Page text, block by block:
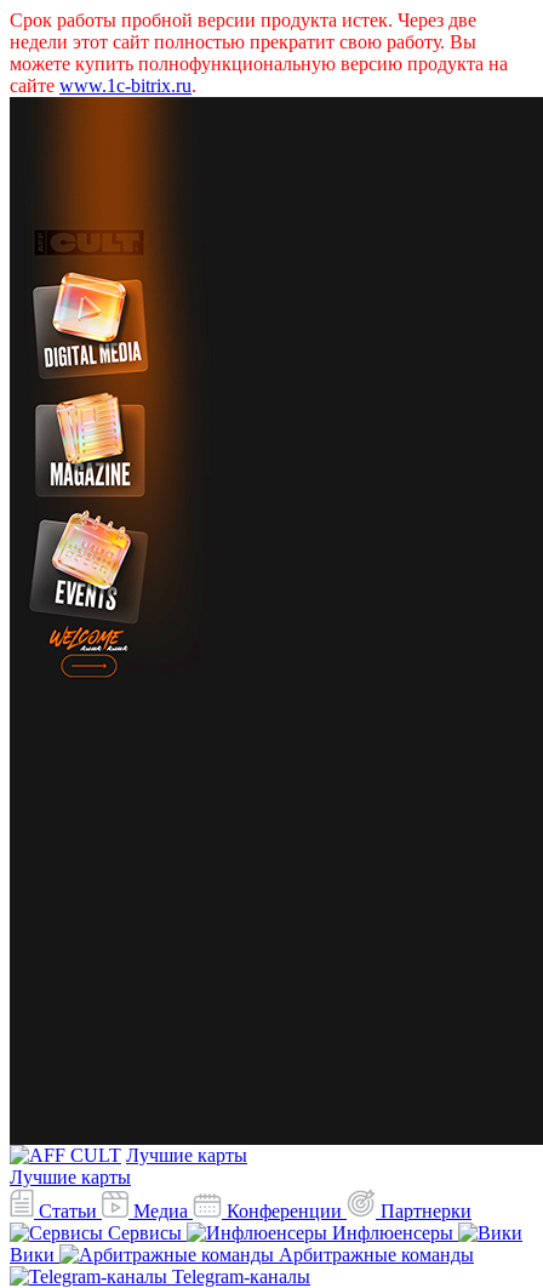
Срок работы пробной версии продукта истек. Через две
недели этот сайт полностью прекратит свою работу. Вы
можете купить полнофункциональную версию продукта на
сайте www.1c-bitrix.ru.
Лучшие карты
Лучшие карты
Статьи
Медиа Конференции
Партнерки
Сервисы
Инфлюенсеры
Вики
Арбитражные команды
Telegram-каналы